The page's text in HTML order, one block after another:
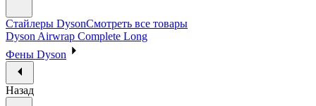
Стайлеры DysonСмотреть все товары
Dyson Airwrap Complete Long
Фены Dyson
Назад